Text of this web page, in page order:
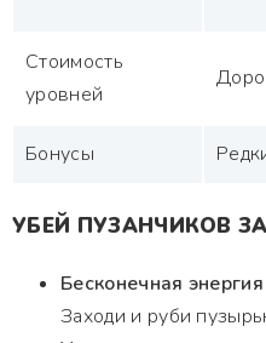
Стоимость
уровней
Бонусы
УБЕЙ ПУЗАНЧИКОВ
Бесконечная энергия
Заходи и руби